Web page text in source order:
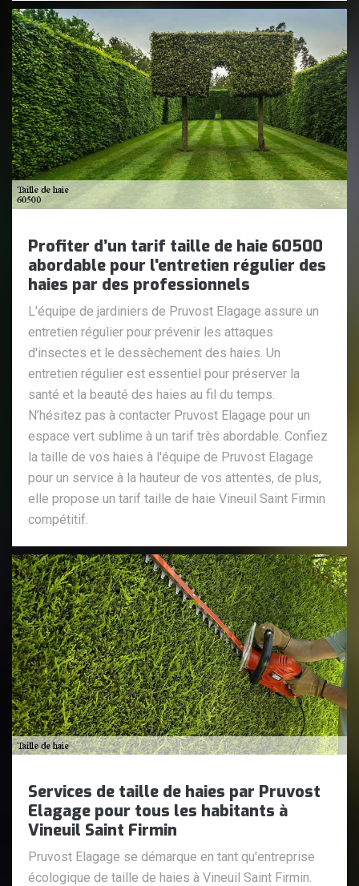
Profiter d’un tarif taille de haie 60500
abordable pour l'entretien régulier des
haies par des professionnels
L'équipe de jardiniers de Pruvost Elagage assure un
entretien régulier pour prévenir les attaques
d'insectes et le dessèchement des haies. Un
entretien régulier est essentiel pour préserver la
santé et la beauté des haies au fil du temps.
N’hésitez pas à contacter Pruvost Elagage pour un
espace vert sublime à un tarif très abordable. Confiez
la taille de vos haies à l'équipe de Pruvost Elagage
pour un service à la hauteur de vos attentes, de plus,
elle propose un tarif taille de haie Vineuil Saint Firmin
compétitif.
Services de taille de haies par Pruvost
Elagage pour tous les habitants à
Vineuil Saint Firmin
Pruvost Elagage se démarque en tant qu'entreprise
écologique de taille de haies à Vineuil Saint Firmin.